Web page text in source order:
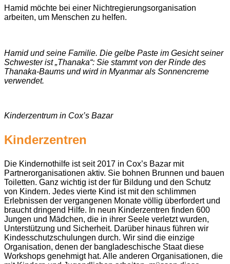
Hamid möchte bei einer Nichtregierungsorganisation
arbeiten, um Menschen zu helfen.
Hamid und seine Familie. Die gelbe Paste im Gesicht seiner
Schwester ist „Thanaka“: Sie stammt von der Rinde des
Thanaka-Baums und wird in Myanmar als Sonnencreme
verwendet.
Kinderzentrum in Cox’s Bazar
Kinderzentren
Die Kindernothilfe ist seit 2017 in Cox’s Bazar mit
Partnerorganisationen aktiv. Sie bohnen Brunnen und bauen
Toiletten. Ganz wichtig ist der für Bildung und den Schutz
von Kindern. Jedes vierte Kind ist mit den schlimmen
Erlebnissen der vergangenen Monate völlig überfordert und
braucht dringend Hilfe. In neun Kinderzentren finden 600
Jungen und Mädchen, die in ihrer Seele verletzt wurden,
Unterstützung und Sicherheit. Darüber hinaus führen wir
Kindesschutzschulungen durch. Wir sind die einzige
Organisation, denen der bangladeschische Staat diese
Workshops genehmigt hat. Alle anderen Organisationen, die